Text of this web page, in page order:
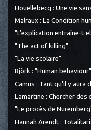
Houellebecq : Une vie
Malraux : La Condition
"L’explication entraîne-t-
"The act of killing"
"La vie scolaire"
Björk : "Human behaviour"
Camus : Tant qu'il y aura
Lamartine : Chercher
"Le procès de
Hannah Arendt :